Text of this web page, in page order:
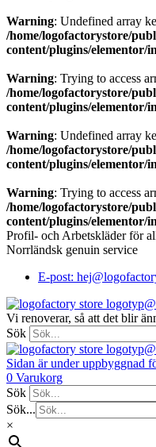
Warning: Undefined array
/home/logofactorystore/
content/plugins/elementor/
Warning: Trying to access
/home/logofactorystore/
content/plugins/elementor/
Warning: Undefined array
/home/logofactorystore/
content/plugins/elementor/
Warning: Trying to access
/home/logofactorystore/
content/plugins/elementor/
Profil- och Arbetskläder för
Norrländsk genuin service
E-post:
Vi renoverar, så att det blir
Sök
Sidan är under uppbyggnad
0 Varukorg
Sök
Sök...
×